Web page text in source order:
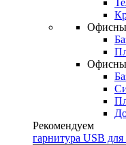
Рекомендуем
гарнитура USB для